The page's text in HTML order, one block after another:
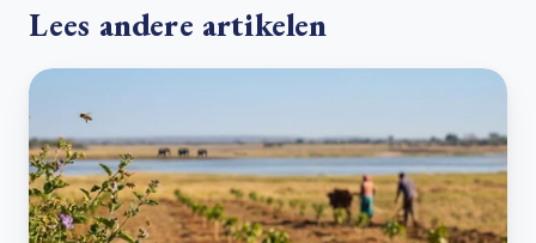
Lees andere artikelen